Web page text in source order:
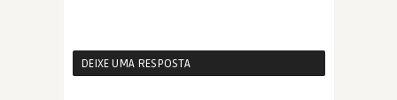
DEIXE UMA RESPOSTA